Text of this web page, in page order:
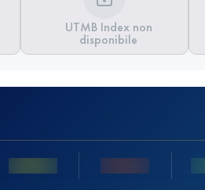
UTMB Index non
disponibile